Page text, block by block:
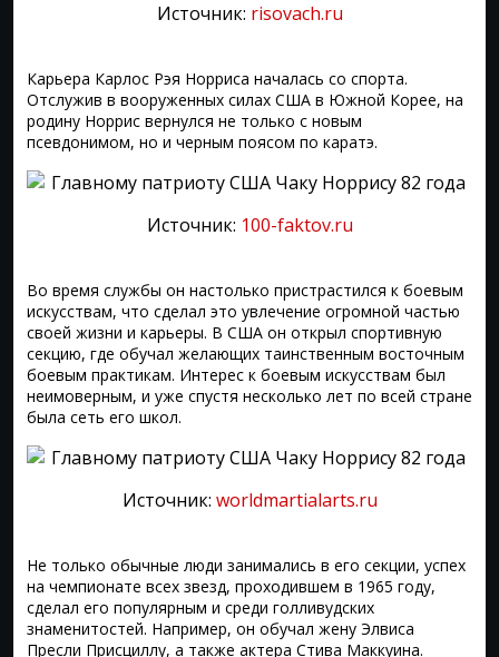
Источник: risovach.ru
Карьера Карлос Рэя Норриса началась со спорта.
Отслужив в вооруженных силах США в Южной Корее, на
родину Норрис вернулся не только с новым
псевдонимом, но и черным поясом по каратэ.
Источник: 100-faktov.ru
Во время службы он настолько пристрастился к боевым
искусствам, что сделал это увлечение огромной частью
своей жизни и карьеры. В США он открыл спортивную
секцию, где обучал желающих таинственным восточным
боевым практикам. Интерес к боевым искусствам был
неимоверным, и уже спустя несколько лет по всей стране
была сеть его школ.
Источник: worldmartialarts.ru
Не только обычные люди занимались в его секции, успех
на чемпионате всех звезд, проходившем в 1965 году,
сделал его популярным и среди голливудских
знаменитостей. Например, он обучал жену Элвиса
Пресли Присциллу, а также актера Стива Маккуина.